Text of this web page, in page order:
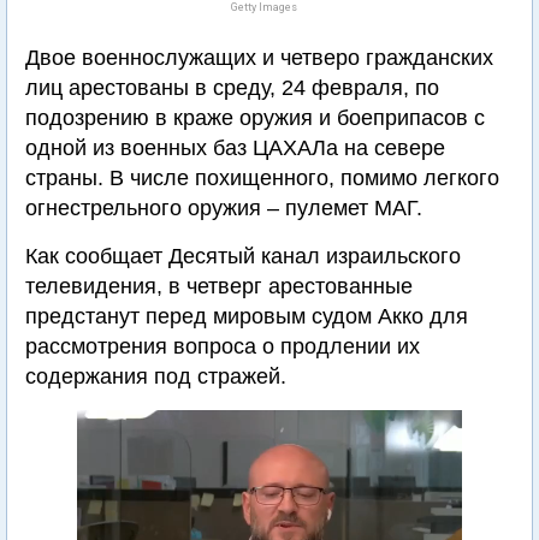
Getty Images
Двое военнослужащих и четверо гражданских
лиц арестованы в среду, 24 февраля, по
подозрению в краже оружия и боеприпасов с
одной из военных баз ЦАХАЛа на севере
страны. В числе похищенного, помимо легкого
огнестрельного оружия – пулемет МАГ.
Как сообщает Десятый канал израильского
телевидения, в четверг арестованные
предстанут перед мировым судом Акко для
рассмотрения вопроса о продлении их
содержания под стражей.